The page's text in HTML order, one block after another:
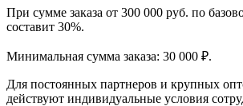
При сумме заказа от 300 000 руб. по
составит 30%.
Минимальная сумма заказа: 30 000 ₽.
Для постоянных партнеров и крупных
действуют индивидуальные условия